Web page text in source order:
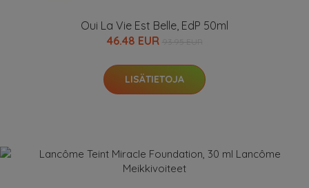
Oui La Vie Est Belle, EdP 50ml
46.48 EUR
LISÄTIETOJA